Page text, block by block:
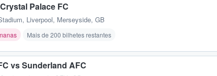
Palace FC
, Liverpool, Merseyside, GB
Mais de 200 bilhetes restantes
vs Sunderland AFC